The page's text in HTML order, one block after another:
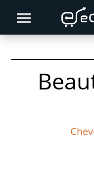
primary
navigation
content